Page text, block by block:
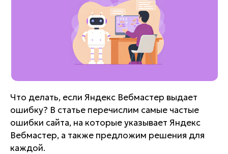
Что делать, если Яндекс Вебмастер выдает
ошибку? В статье перечислим самые частые
ошибки сайта, на которые указывает Яндекс
Вебмастер, а также предложим решения для
каждой.